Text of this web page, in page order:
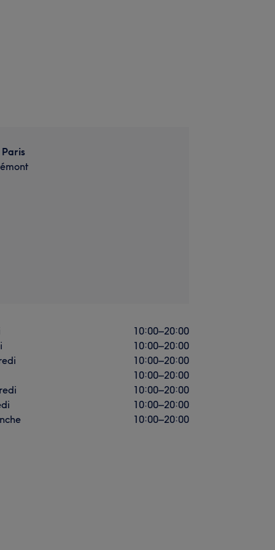
10:00–20:00
10:00–20:00
10:00–20:00
10:00–20:00
10:00–20:00
10:00–20:00
10:00–20:00